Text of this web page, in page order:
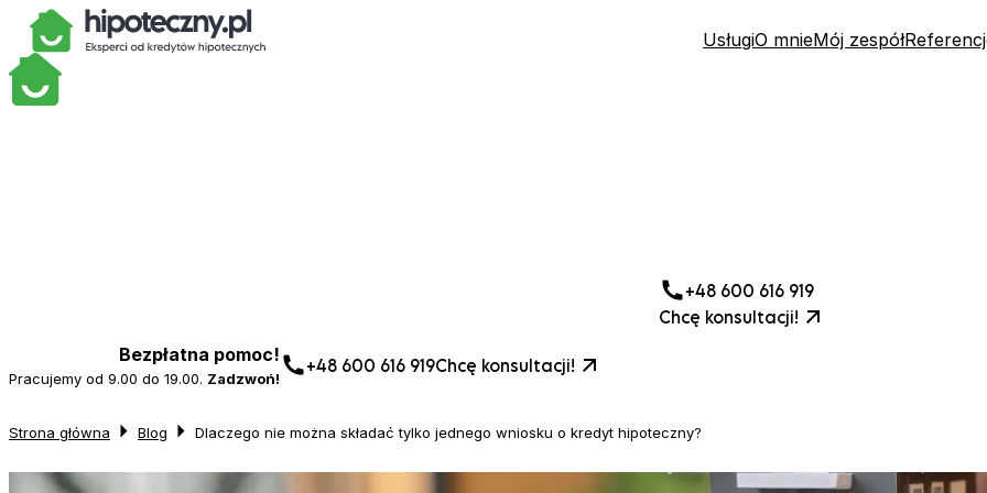
UsługiO mnieMój zespół
+48 600 616 919
Chcę konsultacji!
Bezpłatna pomoc!
Pracujemy od 9.00 do 19.00. Zadzwoń!
+48 600 616 919Chcę konsultacji!
Strona główna Blog Dlaczego nie można składać tylko jednego wniosku o kredyt hipoteczny?